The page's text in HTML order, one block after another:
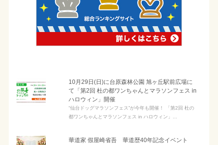
10月29日(日)に台原森林公園 旭ヶ丘駅前広場に
て「第2回 杜の都ワンちゃんとマラソンフェス in
ハロウィン」開催
“仙台ドッグマラソンフェス”が今年も開催！ 「第2回 杜の
都ワンちゃんとマラソンフェス in ハロウィン」...
華道家 假屋崎省吾 華道歴40年記念イベント